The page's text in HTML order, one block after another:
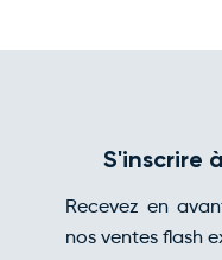
S'inscrire
Recevez en
nos ventes flash